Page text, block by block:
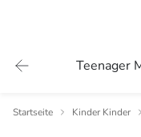
Teenager
Startseite Kinder Kinder